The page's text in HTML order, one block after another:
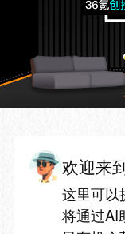
欢迎来
这里可以
将通过AI